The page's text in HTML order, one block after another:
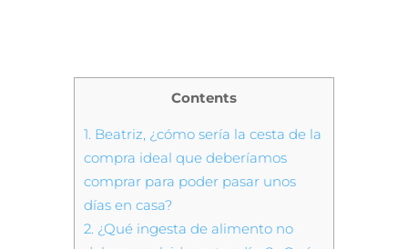
Contents
1. Beatriz, ¿cómo sería la cesta de la
compra ideal que deberíamos
comprar para poder pasar unos
días en casa?
2. ¿Qué ingesta de alimento no